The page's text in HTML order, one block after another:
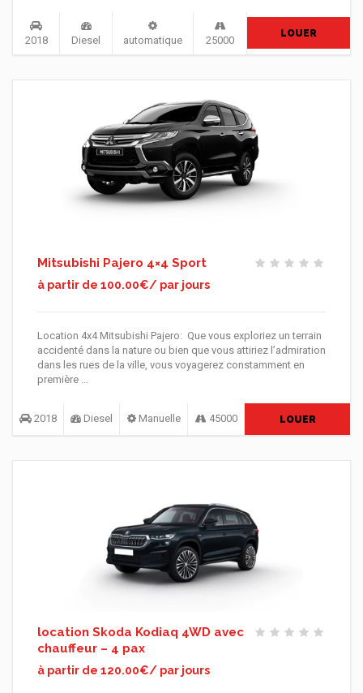
2018 Diesel automatique 25000
LOUER
Mitsubishi Pajero 4×4 Sport
à partir de 100.00€/ par jours
Location 4x4 Mitsubishi Pajero: Que vous exploriez un terrain
accidenté dans la nature ou bien que vous attiriez l’admiration
dans les rues de la ville, vous voyagerez constamment en
première ...
2018 Diesel Manuelle 45000 LOUER
location Skoda Kodiaq 4WD avec
chauffeur – 4 pax
à partir de 120.00€/ par jours